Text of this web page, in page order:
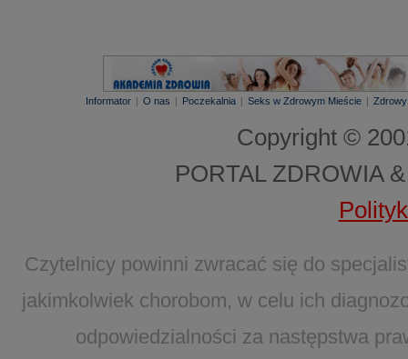
Informator | O nas | Poczekalnia | Seks w Zdrowym Mieście |
Copyright ©
PORTAL ZDROWIA
Czytelnicy powinni zwracać się do
jakimkolwiek chorobom, w celu ich
odpowiedzialności za następstwa